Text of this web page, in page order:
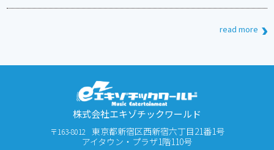
read more
株式会社エキゾチックワールド
〒163-8012
東京都新宿区西新宿六丁目21番1号
アイタウン・プラザ1階110号